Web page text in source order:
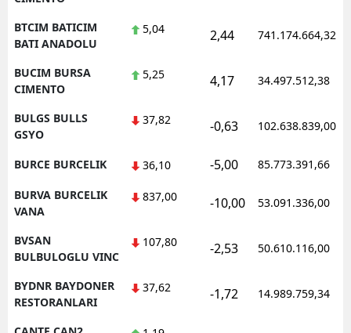
BTCIM BATICIM
BATI ANADOLU
5,04 2,44 741.174.664,32
BUCIM BURSA
CIMENTO
5,25 4,17 34.497.512,38
BULGS BULLS
GSYO
37,82 -0,63 102.638.839,00
BURCE BURCELIK 36,10 -5,00 85.773.391,66
BURVA BURCELIK
VANA
837,00 -10,00 53.091.336,00
BVSAN
BULBULOGLU VINC
107,80 -2,53 50.610.116,00
BYDNR BAYDONER
RESTORANLARI
37,62 -1,72 14.989.759,34